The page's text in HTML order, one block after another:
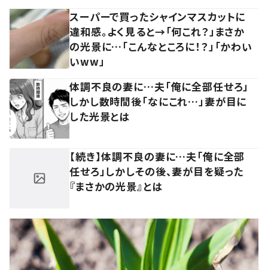
スーパーで買ったシャインマスカットに
違和感。よく見ると→「何これ？」まさか
の光景に…「こんなところに！？」「かわい
いww」
体調不良の妻に…夫「俺に全部任せろ」
しかし数時間後「なにこれ…」妻が目に
した光景とは
【続き】体調不良の妻に…夫「俺に全部
任せろ」しかしその後、妻が目を疑った
『まさかの光景』とは